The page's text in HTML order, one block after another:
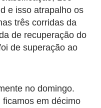
e isso atrapalho os
três corridas da
de recuperação do
de superação ao
no domingo.
em décimo